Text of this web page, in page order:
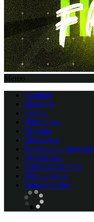
Меню
Главная
Новости
Гайды
Настройка
Оружие
Проблемы
Тактика и стратегия
Эмуляторы
CоD WARZONE
Обновления
Вопрос-ответ